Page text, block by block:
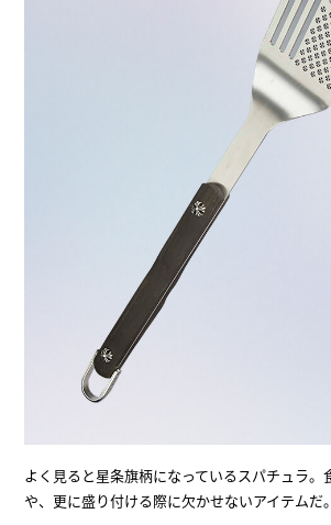
よく見ると星条旗柄になっているスパチュラ。
や、更に盛り付ける際に欠かせないアイテムだ。